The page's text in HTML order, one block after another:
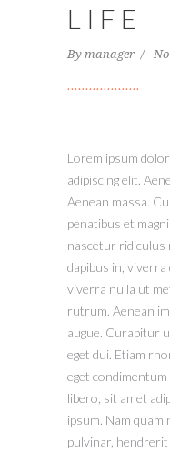
LIFE
By manager
Lorem ipsum
adipiscing elit.
Aenean massa.
penatibus et
nascetur ridiculus
dapibus in, viverra
viverra nulla ut
rutrum. Aenean
augue. Curabitur
eget dui. Etiam
eget
libero, sit amet
ipsum. Nam quam
pulvinar, hendrerit